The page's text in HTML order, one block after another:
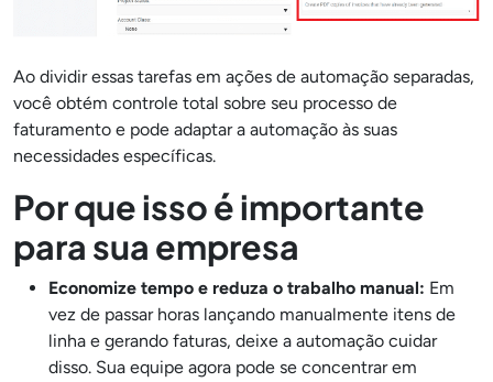
Ao dividir essas tarefas em ações de automação separadas,
você obtém controle total sobre seu processo de
faturamento e pode adaptar a automação às suas
necessidades específicas.
Por que isso é importante
para sua empresa
Economize tempo e reduza o trabalho manual: Em
vez de passar horas lançando manualmente itens de
linha e gerando faturas, deixe a automação cuidar
disso. Sua equipe agora pode se concentrar em